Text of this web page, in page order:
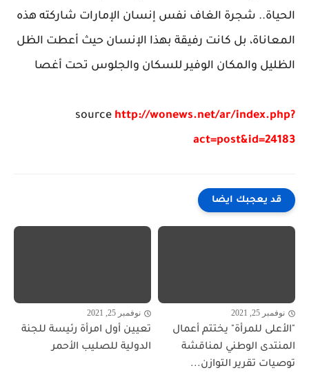
الحياة.. شجرة الغاف نفس إنسان الإمارات شاركته هذه
المعاناة، بل كانت رفيقة بهذا الإنسان حيث أعطت الظل
الظليل والمكان الوفير للسكان والجلوس تحت أغصا
source http://wonews.net/ar/index.php?
act=post&id=24183
قد يعجبك ايضا
نوفمبر 25, 2021
"الأعلى للمرأة" يختتم أعمال
المنتدى الوطني لمناقشة
توصيات تقرير التوازن...
نوفمبر 25, 2021
تعيين أول امرأة رئيسة للجنة
الدولية للصليب الأحمر